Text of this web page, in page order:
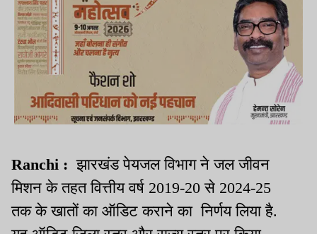
Ranchi : झारखंड पेयजल विभाग ने जल जीवन
मिशन के तहत वित्तीय वर्ष 2019-20 से 2024-25
तक के खातों का ऑडिट कराने का निर्णय लिया है.